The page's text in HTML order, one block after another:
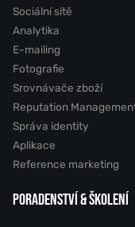
Sociální sítě
Analytika
E-mailing
Fotografie
Srovnávače zboží
Reputation
Správa identity
Aplikace
Reference marketing
PORADENSTVÍ & ŠKOLENÍ